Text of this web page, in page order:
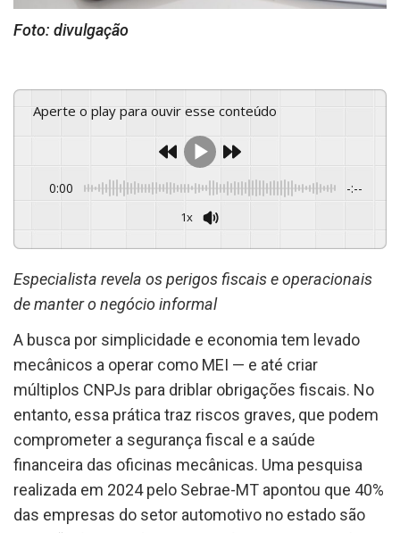
Foto: divulgação
Aperte o play para ouvir esse conteúdo
0:00 -:--
1x
Powered By GSpeech
Especialista revela os perigos fiscais e operacionais
de manter o negócio informal
A busca por simplicidade e economia tem levado
mecânicos a operar como MEI — e até criar
múltiplos CNPJs para driblar obrigações fiscais. No
entanto, essa prática traz riscos graves, que podem
comprometer a segurança fiscal e a saúde
financeira das oficinas mecânicas. Uma pesquisa
realizada em 2024 pelo Sebrae-MT apontou que 40%
das empresas do setor automotivo no estado são